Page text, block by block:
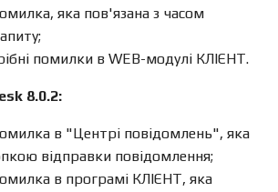
яка пов'язана з часом
помилки в WEB-модулі КЛІЄНТ.
8.0.2:
в "Центрі повідомлень", яка
відправки повідомлення;
в програмі КЛІЄНТ, яка